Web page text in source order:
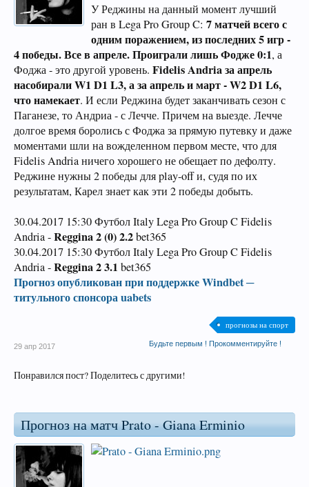
У Реджины на данный момент лучший
ран в Lega Pro Group C: 7 матчей всего с
одним поражением, из последних 5 игр -
4 победы. Все в апреле. Проиграли лишь Фодже 0:1, а
Фоджа - это другой уровень. Fidelis Andria за апрель
насобирали W1 D1 L3, а за апрель и март - W2 D1 L6,
что намекает. И если Реджина будет заканчивать сезон с
Паганезе, то Андриа - с Лечче. Причем на выезде. Лечче
долгое время боролись с Фоджа за прямую путевку и даже
моментами шли на вожделенном первом месте, что для
Fidelis Andria ничего хорошего не обещает по дефолту.
Реджине нужны 2 победы для play-off и, судя по их
результатам, Карел знает как эти 2 победы добыть.
30.04.2017 15:30 Футбол Italy Lega Pro Group C Fidelis
Andria -Reggina 2 (0) 2.2bet365
30.04.2017 15:30 Футбол Italy Lega Pro Group C Fidelis
Andria -Reggina 2 3.1 bet365
Прогноз опубликован при поддержке Windbet ─
титульного спонсора uabets
прогнозы на спорт
Будьте первым ! Прокомментируйте !
29 апр 2017
Понравился пост? Поделитесь с другими!
Прогноз на матч Prato - Giana Erminio